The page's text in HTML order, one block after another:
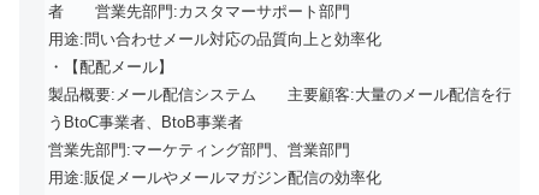
者 営業先部門:カスタマーサポート部門
用途:問い合わせメール対応の品質向上と効率化
・【配配メール】
製品概要:メール配信システム 主要顧客:大量のメール配信を行
うBtoC事業者、BtoB事業者
営業先部門:マーケティング部門、営業部門
用途:販促メールやメールマガジン配信の効率化